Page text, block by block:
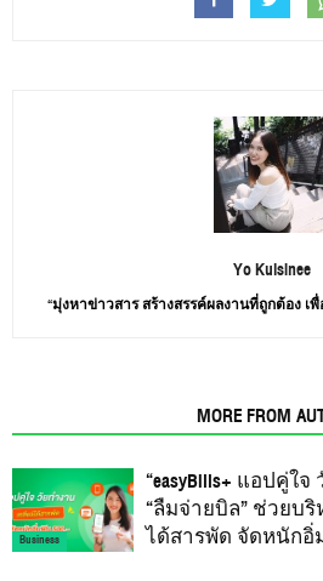
Yo Kulsinee
“มุ่งหาข่าวสาร สร้างสรรค์ผลงานที่ถูกต้อง เ
MORE FROM
Business
“easyBills+ แอปคู่
“ลืมจ่ายบิล” ช่วยบ
ได้สารพัด จัดหนักอิ่